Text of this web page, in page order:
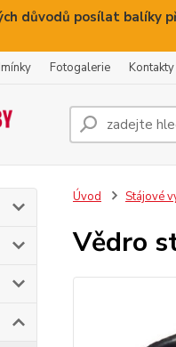
důvodů posílat balíky
Fotogalerie Kontakty
Úvod Stájové
Vědro